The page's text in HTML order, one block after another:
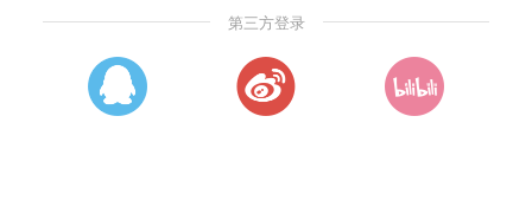
第三方登录